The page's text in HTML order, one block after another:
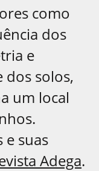
como
dos
e
dos solos,
um local
e suas
Adega.